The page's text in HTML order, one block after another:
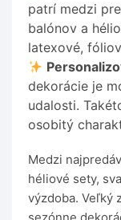
patrí medzi
balónov a
latexové,
dekorácie je
udalosti.
osobitý
Medzi
héliové sety,
výzdoba. Veľký